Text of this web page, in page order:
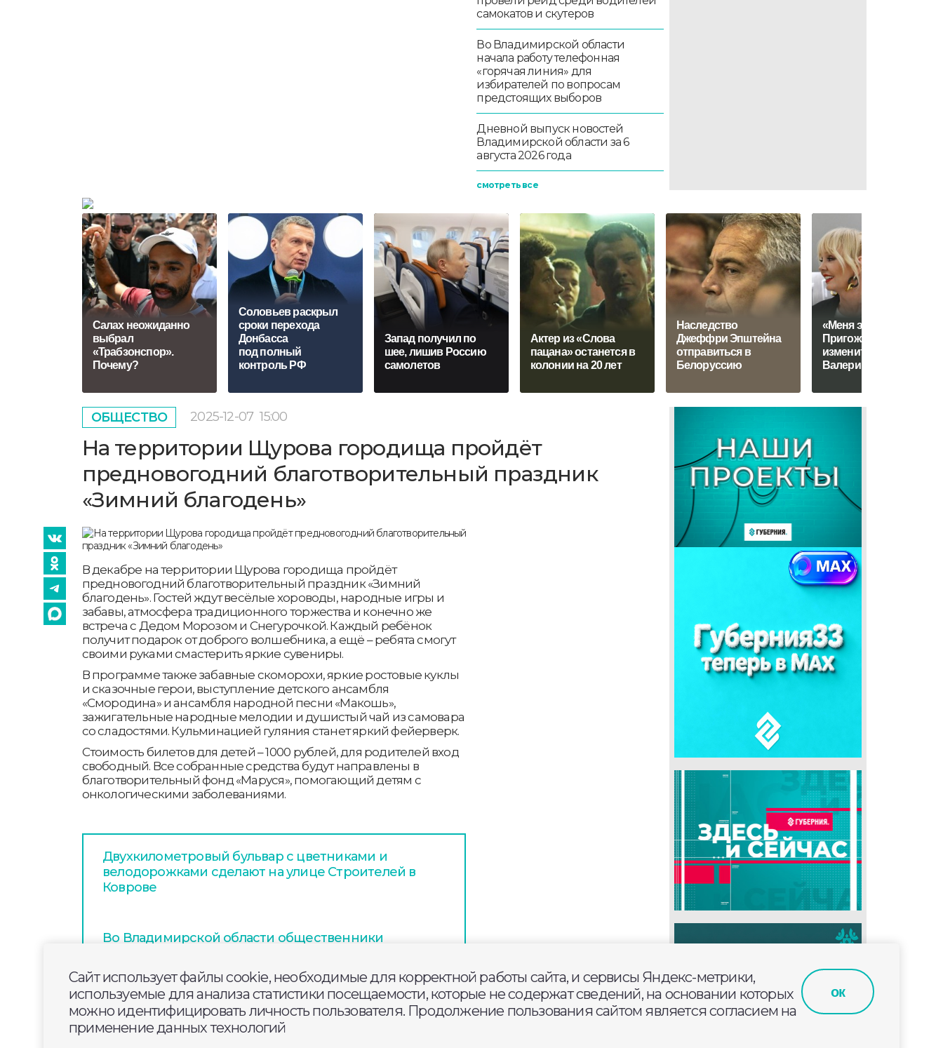
самокатов и скутеров
Во Владимирской области
начала работу телефонная
«горячая линия» для
избирателей по вопросам
предстоящих выборов
Дневной выпуск новостей
Владимирской области за 6
августа 2026 года
смотреть все
Салах неожиданно
выбрал
«Трабзонспор».
Почему?
Соловьев раскрыл
сроки перехода
Донбасса
под полный
контроль РФ
Запад получил по
шее, лишив Россию
самолетов
Актер из «Слова
пацана» останется в
колонии на 20 лет
Наследство
Джеффри Эпштейна
отправиться в
Белоруссию
«Меня это бесит»:
Пригожин решил
измениться ради
Валерии
ОБЩЕСТВО 2025-12-07 15:00
На территории Щурова городища пройдёт
предновогодний благотворительный праздник
«Зимний благодень»
В декабре на территории Щурова городища пройдёт
предновогодний благотворительный праздник «Зимний
благодень». Гостей ждут весёлые хороводы, народные игры и
забавы, атмосфера традиционного торжества и конечно же
встреча с Дедом Морозом и Снегурочкой. Каждый ребёнок
получит подарок от доброго волшебника, а ещё – ребята смогут
своими руками смастерить яркие сувениры.
В программе также забавные скоморохи, яркие ростовые куклы
и сказочные герои, выступление детского ансамбля
«Смородина» и ансамбля народной песни «Макошь»,
зажигательные народные мелодии и душистый чай из самовара
со сладостями. Кульминацией гуляния станет яркий фейерверк.
Стоимость билетов для детей – 1000 рублей, для родителей вход
свободный. Все собранные средства будут направлены в
благотворительный фонд «Маруся», помогающий детям с
онкологическими заболеваниями.
Двухкилометровый бульвар с цветниками и
велодорожками сделают на улице Строителей в
Коврове
Во Владимирской области общественники
содержания заключенных
«Энергосбыт Волга» продолжает приём заявок на
конкурс журналистских работ «Энергия слова»
Сайт использует файлы cookie, необходимые для корректной работы сайта, и сервисы Яндекс-метрики,
используемые для анализа статистики посещаемости, которые не содержат сведений, на основании которых
можно идентифицировать личность пользователя. Продолжение пользования сайтом является согласием на
применение данных технологий
ок